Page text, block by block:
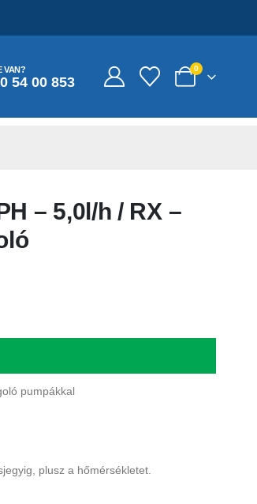
VAN?
54 00 853
0
– 5,0l/h / RX –
pumpákkal
plusz a hőmérsékletet.